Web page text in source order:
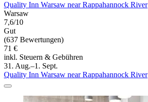
Quality Inn Warsaw near Rappahannock River
Warsaw
7,6/10
Gut
(637 Bewertungen)
71 €
inkl. Steuern & Gebühren
31. Aug.–1. Sept.
Quality Inn Warsaw near Rappahannock River